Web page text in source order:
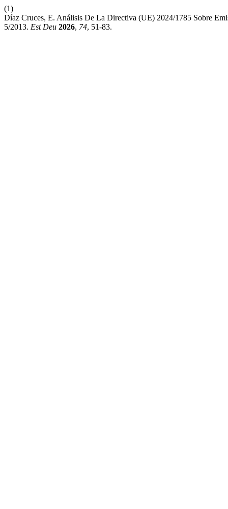
(1)
Díaz Cruces, E. Análisis De La Directiva (UE) 2024/1785 Sobre
5/2013. Est Deu 2026, 74, 51-83.